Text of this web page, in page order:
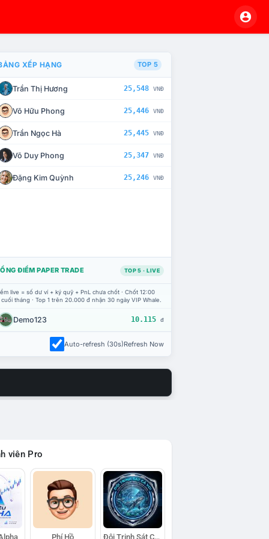
CHẾ TÀI XỬ LÝ VI PHẠM
XẾP HẠNG TOP 5
Trần Thị Hương 25,548 VNĐ
Võ Hữu Phong 25,446 VNĐ
Trần Ngọc Hà 25,445 VNĐ
Võ Duy Phong 25,347 VNĐ
Đặng Kim Quỳnh 25,246 VNĐ
ĐIỂM PAPER TRADE TOP 5 · LIVE
live = số dư ví + ký quỹ + PnL chưa chốt · Chốt 12:00
tháng · Top 1 trên 20.000 đ nhận 30 ngày VIP Whale.
Demo123 10.115 đ
Auto-refresh (30s)Refresh Now
viên Pro
Phí Hồ Đội Trinh Sát Cá Voi